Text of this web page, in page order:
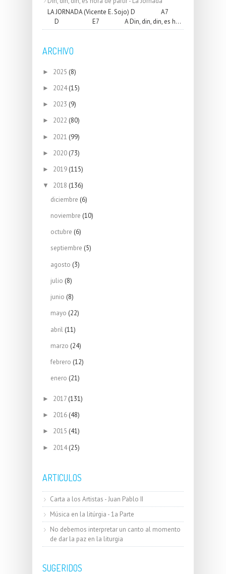
LA JORNADA (Vicente E. Sojo) D A7
D E7 A Din, din, din, es h...
ARCHIVO
► 2025 (8)
► 2024 (15)
► 2023 (9)
► 2022 (80)
► 2021 (99)
► 2020 (73)
► 2019 (115)
▼ 2018 (136)
diciembre (6)
noviembre (10)
octubre (6)
septiembre (5)
agosto (3)
julio (8)
junio (8)
mayo (22)
abril (11)
marzo (24)
febrero (12)
enero (21)
► 2017 (131)
► 2016 (48)
► 2015 (41)
► 2014 (25)
ARTICULOS
Carta a los Artistas - Juan Pablo II
Música en la litúrgia - 1a Parte
No debemos interpretar un canto al momento
de dar la paz en la liturgia
SUGERIDOS